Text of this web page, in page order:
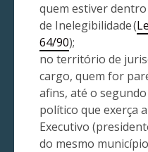
quem estiver
de Inelegibilidade (
64/90);
no território de
cargo, quem for
afins, até o
político que exerça
Executivo
do mesmo